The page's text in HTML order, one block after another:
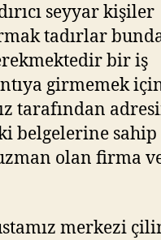
seyyar kişiler
tadırlar
bir iş
girmemek
tarafından
belgelerine sahip
olan firma
merkezi